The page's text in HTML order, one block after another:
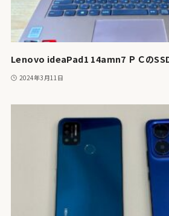
Lenovo ideaPad1 14amn7 ＰＣの
2024年3月11日